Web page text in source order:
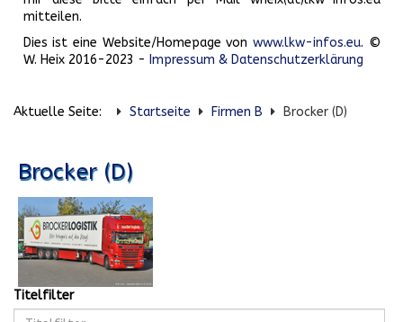
mitteilen.
Dies ist eine Website/Homepage von www.lkw-infos.eu. ©
W. Heix 2016-2023 - Impressum & Datenschutzerklärung
Aktuelle Seite: Startseite Firmen B Brocker (D)
Brocker (D)
Titelfilter